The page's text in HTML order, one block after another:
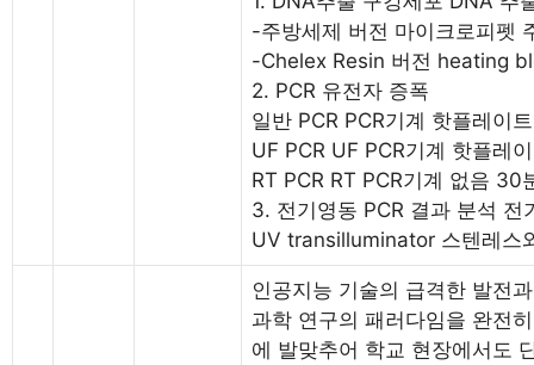
-주방세제 버전 마이크로피펫
-Chelex Resin 버전 heating
2. PCR 유전자 증폭
일반 PCR PCR기계 핫플레이
UF PCR UF PCR기계 핫플레
RT PCR RT PCR기계 없음 30
3. 전기영동 PCR 결과 분석
UV transilluminator 스텐레스
인공지능 기술의 급격한 발전
과학 연구의 패러다임을 완전
에 발맞추어 학교 현장에서도